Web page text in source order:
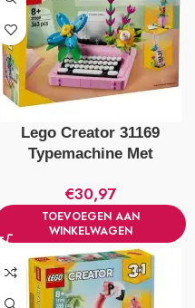
Lego Creator 31169
Typemachine Met
€30,97
TOEVOEGEN AAN
WINKELWAGEN